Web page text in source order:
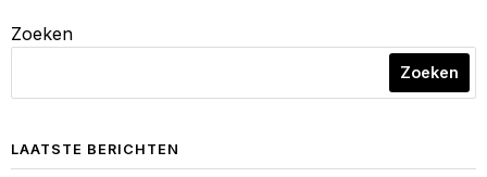
Zoeken
Zoeken
LAATSTE BERICHTEN